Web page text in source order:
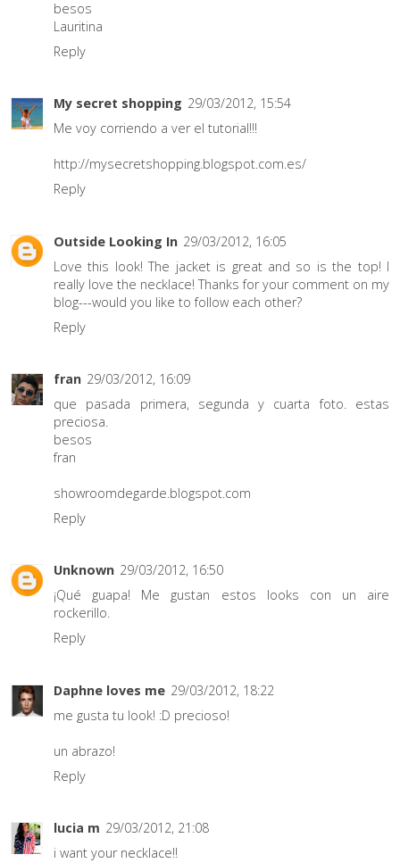
besos
Lauritina
Reply
My secret shopping 29/03/2012, 15:54
Me voy corriendo a ver el tutorial!!!
http://mysecretshopping.blogspot.com.es/
Reply
Outside Looking In 29/03/2012, 16:05
Love this look! The jacket is great and so is the top! I
really love the necklace! Thanks for your comment on my
blog---would you like to follow each other?
Reply
fran 29/03/2012, 16:09
que pasada primera, segunda y cuarta foto. estas
preciosa.
besos
fran
showroomdegarde.blogspot.com
Reply
Unknown 29/03/2012, 16:50
¡Qué guapa! Me gustan estos looks con un aire
rockerillo.
Reply
Daphne loves me 29/03/2012, 18:22
me gusta tu look! :D precioso!
un abrazo!
Reply
lucia m 29/03/2012, 21:08
i want your necklace!!